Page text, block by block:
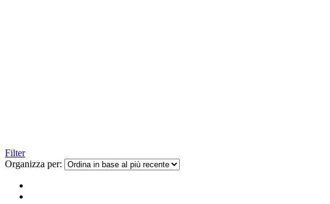
Filter
Organizza per: